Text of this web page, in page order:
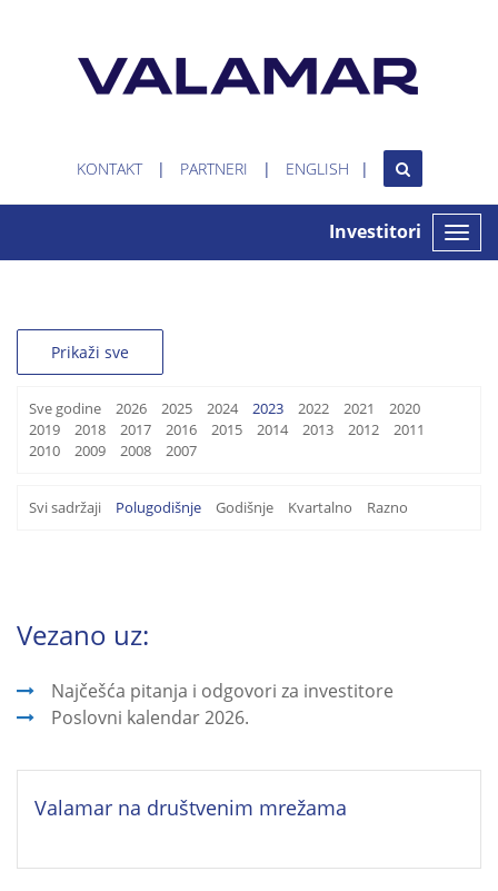
KONTAKT PARTNERI ENGLISH
Toggle
Investitori
Prikaži sve
Sve godine 2026 2025 2024 2023 2022 2021
2020
2019
2018 2017 2016 2015 2014 2013 2012
2011
2010
2009 2008 2007
Svi sadržaji Polugodišnje Godišnje Kvartalno Razno
Vezano uz:
Najčešća pitanja i odgovori za investitore
Poslovni kalendar 2026.
Valamar na društvenim mrežama